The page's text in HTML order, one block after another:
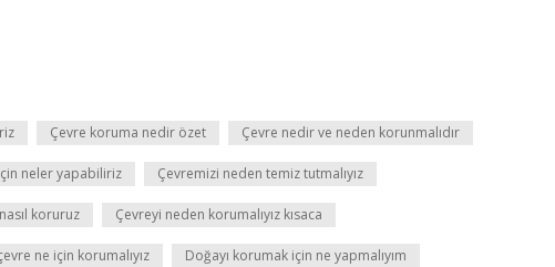
Çevre koruma nedir özet Çevre nedir ve neden korunmalıdır
neler yapabiliriz Çevremizi neden temiz tutmalıyız
koruruz Çevreyi neden korumalıyız kısaca
ne için korumalıyız Doğayı korumak için ne yapmalıyım